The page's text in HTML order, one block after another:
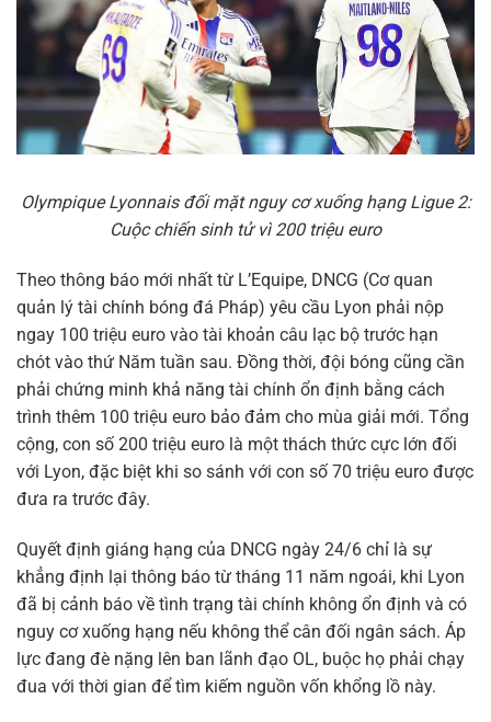
Olympique Lyonnais đối mặt nguy cơ xuống hạng Ligue 2:
Cuộc chiến sinh tử vì 200 triệu euro
Theo thông báo mới nhất từ L’Equipe, DNCG (Cơ quan
quản lý tài chính bóng đá Pháp) yêu cầu Lyon phải nộp
ngay 100 triệu euro vào tài khoản câu lạc bộ trước hạn
chót vào thứ Năm tuần sau. Đồng thời, đội bóng cũng cần
phải chứng minh khả năng tài chính ổn định bằng cách
trình thêm 100 triệu euro bảo đảm cho mùa giải mới. Tổng
cộng, con số 200 triệu euro là một thách thức cực lớn đối
với Lyon, đặc biệt khi so sánh với con số 70 triệu euro được
đưa ra trước đây.
Quyết định giáng hạng của DNCG ngày 24/6 chỉ là sự
khẳng định lại thông báo từ tháng 11 năm ngoái, khi Lyon
đã bị cảnh báo về tình trạng tài chính không ổn định và có
nguy cơ xuống hạng nếu không thể cân đối ngân sách. Áp
lực đang đè nặng lên ban lãnh đạo OL, buộc họ phải chạy
đua với thời gian để tìm kiếm nguồn vốn khổng lồ này.